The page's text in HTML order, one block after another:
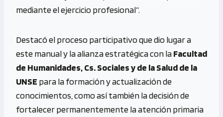
mediante el ejercicio profesional”.
Destacó el proceso participativo que dio lugar a
este manual y la alianza estratégica con laFacultad
de Humanidades, Cs. Sociales y de la Salud de la
UNSE para la formación y actualización de
conocimientos, como así también la decisión de
fortalecer permanentemente la atención primaria